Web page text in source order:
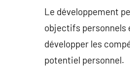
Le développement
objectifs personnels
développer les
potentiel personnel.